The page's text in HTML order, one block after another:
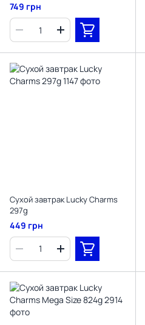
749 грн
Cухой завтрак Lucky Charms
297g
449 грн